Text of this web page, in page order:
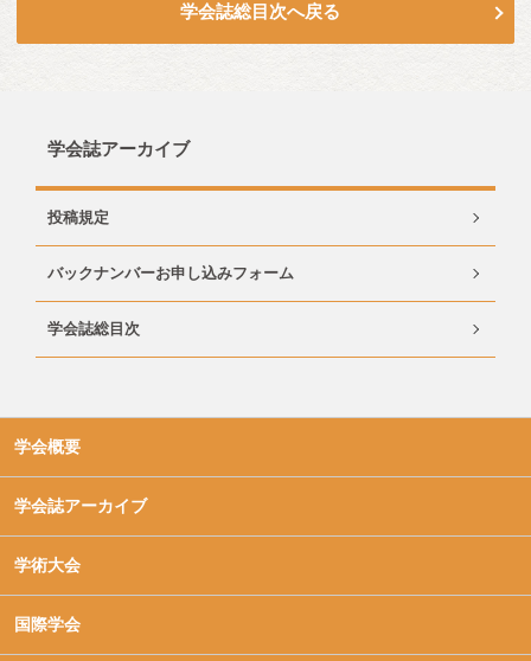
学会誌総目次へ戻る
学会誌アーカイブ
投稿規定
バックナンバーお申し込みフォーム
学会誌総目次
学会概要
学会誌アーカイブ
学術大会
国際学会